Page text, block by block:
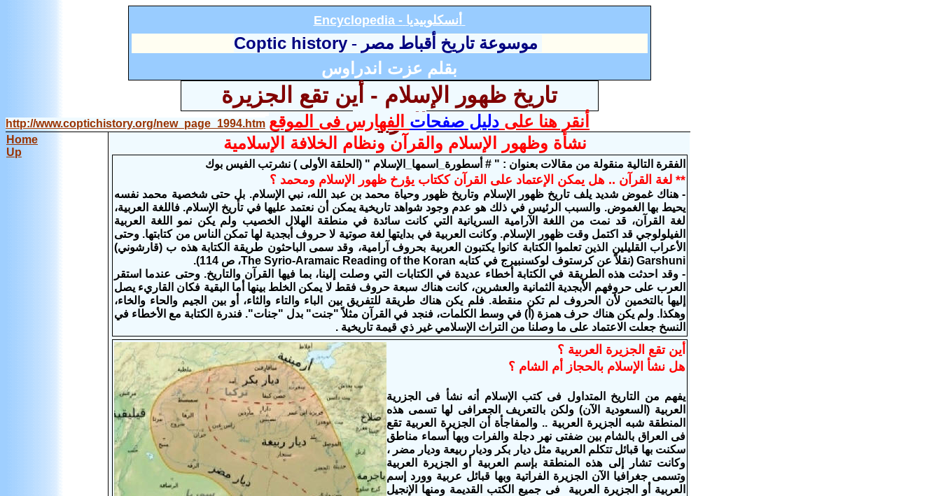
Encyclopedia - أنسكلوبيديا
موسوعة تاريخ أقباط مصر - Coptic history
بقلم عزت اندراوس
تاريخ ظهور الإسلام - أين تقع الجزيرة
العربية؟
أنقر هنا على دليل صفحات الفهارس فى الموقع http://www.coptichistory.org/new_page_1994.htm
Home
Up
نشأة وظهور الإسلام والقرآن ونظام الخلافة الإسلامية
الفقرة التالية منقولة من مقالات بعنوان : " # أسطورة_اسمها_الإسلام " (الحلقة الأولى ) نشرتب الفيس بوك
** لغة القرآن .. هل يمكن الإعتماد على القرآن ككتاب يؤرخ ظهور الإسلام ومحمد ؟
- هناك غموض شديد يلف تاريخ ظهور الإسلام وتاريخ ظهور وحياة محمد بن عبد الله، نبي الإسلام. بل حتى شخصية محمد نفسه
يحيط بها الغموض. والسبب الرئيس في ذلك هو عدم وجود شواهد تاريخية يمكن أن نعتمد عليها في تأريخ الإسلام. فاللغة العربية،
لغة القرآن، قد نمت من اللغة الآرامية السريانية التي كانت سائدة في منطقة الهلال الخصيب ولم يكن نمو اللغة العربية
الفيلولوجي قد اكتمل وقت ظهور الإسلام. وكانت العربية في بدايتها لغة صوتية لا حروف أبجدية لها تمكن الناس من كتابتها. وحتى
الأعراب القليلين الذين تعلموا الكتابة كانوا يكتبون العربية بحروف آرامية، وقد سمى الباحثون طريقة الكتابة هذه ب (قارشوني)
Garshuni (نقلاً عن كرستوف لوكسنبيرج في كتابه The Syrio-Aramaic Reading of the Koran، ص 114).
- وقد احدثت هذه الطريقة في الكتابة أخطاء عديدة في الكتابات التي وصلت إلينا، بما فيها القرآن والتاريخ. وحتى عندما استقر
العرب على حروفهم الأبجدية الثمانية والعشرين، كانت هناك سبعة حروف فقط لا يمكن الخلط بينها أما البقية فكان القاريء يصل
إليها بالتخمين لأن الحروف لم تكن منقطة. فلم يكن هناك طريقة للتفريق بين الباء والتاء والثاء، أو بين الجيم والحاء والخاء،
وهكذا. ولم يكن هناك حرف همزة (أ) في وسط الكلمات، فنجد في القرآن مثلاً "جنت" بدل "جنات". فندرة الكتابة مع الأخطاء في
النسخ جعلت الاعتماد على ما وصلنا من التراث الإسلامي غير ذي قيمة تاريخية .
أين تقع الجزيرة العربية ؟
هل نشأ الإسلام بالحجاز أم الشام ؟
يفهم من التاريخ المتداول فى كتب الإسلام أنه نشأ فى الجزرية
العربية (السعودية الآن) ولكن بالتعريف الجعرافى لها تسمى هذه
المنطقة شبه الجزيرة العربية .. والمفاجأة أن الجزيرة العربية تقع
فى العراق بالشام بين ضفتى نهر دجلة والفرات وبها أسماء مناطق
سكنت بها قبائل تتكلم العربية مثل ديار بكر وديار ربيعة وديار مضر ،
وكانت تشار إلى هذه المنطقة بإسم العربية أو الجزيرة العربية
وتسمى جغرافيا الآن الجزيرة الفراتية وبها قبائل عربية وورد إسم
العربية أو الجزيرة العربية فى جميع الكتب القديمة ومنها الإنجيل